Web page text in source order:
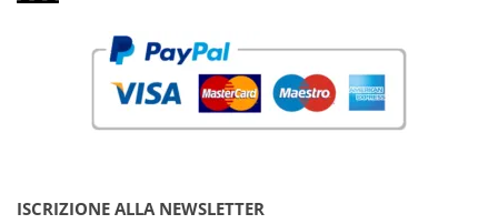
ISCRIZIONE ALLA NEWSLETTER